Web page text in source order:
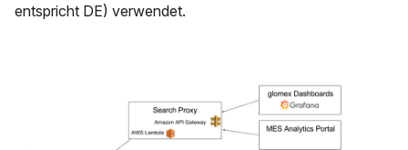
entspricht DE) verwendet.